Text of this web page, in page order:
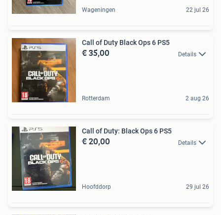
Wageningen 22 jul 26
Call of Duty Black Ops 6 PS5
€ 35,00 Details
Rotterdam 2 aug 26
Call of Duty: Black Ops 6 PS5
€ 20,00 Details
Hoofddorp 29 jul 26